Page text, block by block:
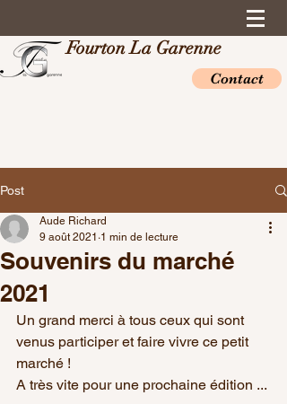
Fourton La Garenne
Contact
Post
Souvenirs du marché
2021
Aude Richard
9 août 2021 1 min de lecture
Un grand merci à tous ceux qui sont
venus participer et faire vivre ce petit
marché !
A très vite pour une prochaine édition ...